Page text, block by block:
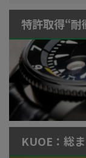
特許取得“耐
KUOE：総